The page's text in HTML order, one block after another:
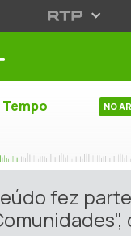
NO AR
fez